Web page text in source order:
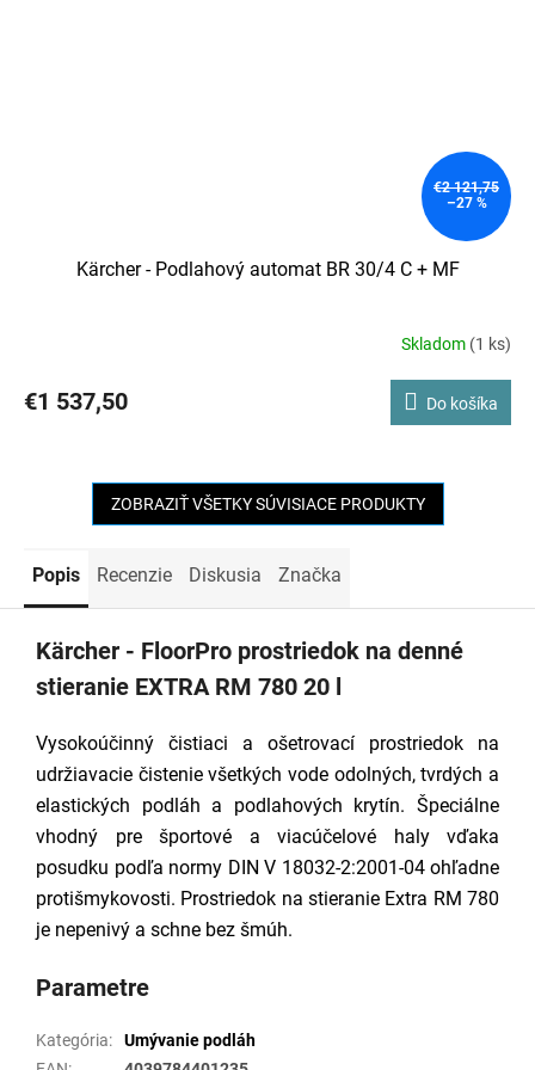
€2 121,75
–27 %
Kärcher - Podlahový automat BR 30/4 C + MF
Skladom (1 ks)
€1 537,50 Do košíka
ZOBRAZIŤ VŠETKY SÚVISIACE PRODUKTY
Popis Recenzie Diskusia Značka
Kärcher - FloorPro prostriedok na denné
stieranie EXTRA RM 780 20 l
Vysokoúčinný čistiaci a ošetrovací prostriedok na
udržiavacie čistenie všetkých vode odolných, tvrdých a
elastických podláh a podlahových krytín. Špeciálne
vhodný pre športové a viacúčelové haly vďaka
posudku podľa normy DIN V 18032-2:2001-04 ohľadne
protišmykovosti. Prostriedok na stieranie Extra RM 780
je nepenivý a schne bez šmúh.
Parametre
Kategória:
Umývanie podláh